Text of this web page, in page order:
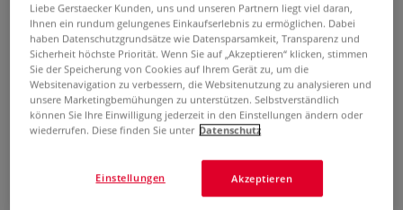
BRAUSE Hattatfeder 100/1
0 Bewertungen
Liebe Gerstaecker Kunden, uns und unseren Partnern liegt viel daran,
Ihnen ein rundum gelungenes Einkaufserlebnis zu ermöglichen. Dabei
haben Datenschutzgrundsätze wie Datensparsamkeit, Transparenz und
Sicherheit höchste Priorität. Wenn Sie auf „Akzeptieren“ klicken, stimmen
Sie der Speicherung von Cookies auf Ihrem Gerät zu, um die
Websitenavigation zu verbessern, die Websitenutzung zu analysieren und
unsere Marketingbemühungen zu unterstützen. Selbstverständlich
können Sie Ihre Einwilligung jederzeit in den Einstellungen ändern oder
wiederrufen. Diese finden Sie unter Datenschutz
Akzeptieren
Einstellungen